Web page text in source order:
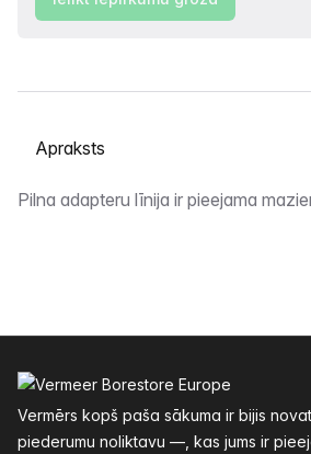
Atlasiet cilni
Apraksts
Pilna adapteru līnija ir pieejama
Vermērs kopš paša sākuma ir bijis
piederumu noliktavu —, kas jums ir